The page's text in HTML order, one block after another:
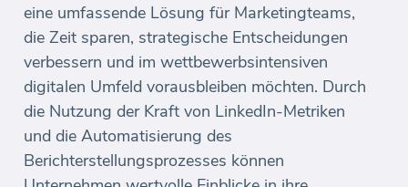
eine umfassende Lösung für Marketingteams,
die Zeit sparen, strategische Entscheidungen
verbessern und im wettbewerbsintensiven
digitalen Umfeld vorausbleiben möchten. Durch
die Nutzung der Kraft von LinkedIn-Metriken
und die Automatisierung des
Berichterstellungsprozesses können